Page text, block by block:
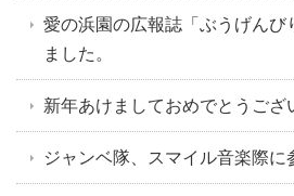
愛の浜園の広報誌「ぶうげんび
ました。
新年あけましておめでとうござ
ジャンベ隊、スマイル音楽際に